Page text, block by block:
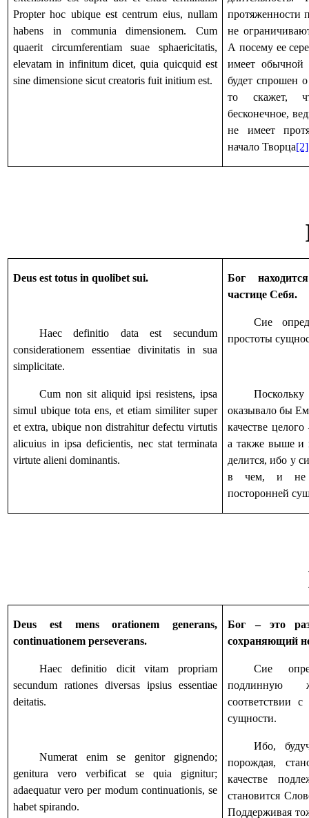
Propter hoc ubique est centrum eius, nullam
habens in communia dimensionem. Cum
quaerit circumferentiam suae sphaericitatis,
elevatam in infinitum dicet, quia quicquid est
sine dimensione sicut creatoris fuit initium est.
протяженности
не
А посему ее
имеет обычной
будет спрошен
то скажет,
бесконечное,
не имеет
начало Творца[2]
Deus est totus in quolibet sui.
Haec definitio data est secundum
considerationem essentiae divinitatis in sua
simplicitate.
Cum non sit aliquid ipsi resistens, ipsa
simul ubique tota ens, et etiam similiter super
et extra, ubique non distrahitur defectu virtutis
alicuius in ipsa deficientis, nec stat terminata
virtute alieni dominantis.
Бог
частице Себя.
Сие
простоты
оказывало бы
качестве
а также выше и
делится, ибо у
в чем, и не
посторонней
Deus est mens orationem generans,
continuationem perseverans.
Haec definitio dicit vitam propriam
secundum rationes diversas ipsius essentiae
deitatis.
Numerat enim se genitor gignendo;
genitura vero verbificat se quia gignitur;
adaequatur vero per modum continuationis, se
habet spirando.
Бог – это
сохраняющий
Сие
подлинную
соответствии
сущности.
Ибо,
порождая,
качестве
становится
Поддерживая